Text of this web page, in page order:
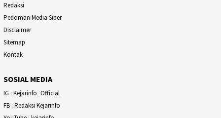
Redaksi
Pedoman Media Siber
Disclaimer
Sitemap
Kontak
SOSIAL MEDIA
IG : Kejarinfo_Official
FB : Redaksi Kejarinfo